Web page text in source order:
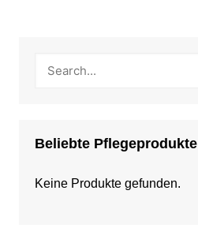
Beliebte Pflegeprodukte
Keine Produkte gefunden.